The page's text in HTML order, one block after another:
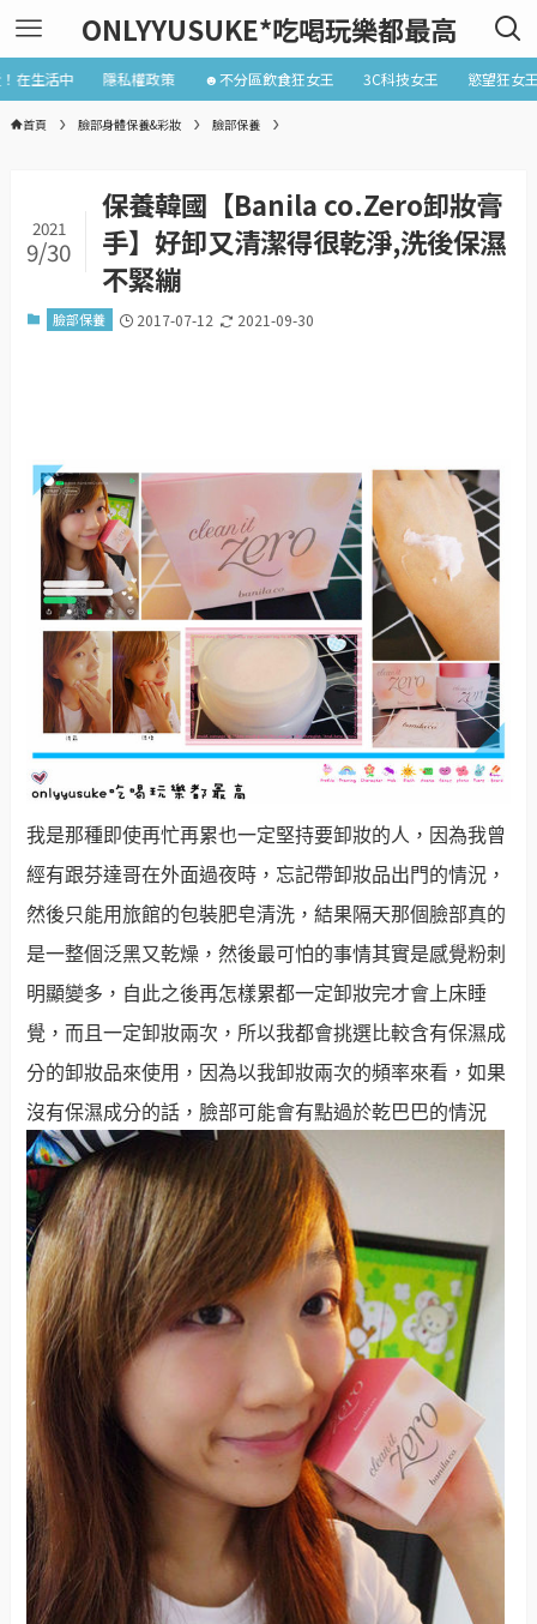
ONLYYUSUKE*吃喝玩樂都最高
在生活中 隱私權政策 ☻不分區飲食狂女王 3C科技女王 慾望狂女
首頁 臉部身體保養&彩妝 臉部保養
保養韓國【Banila co.Zero卸妝膏
手】好卸又清潔得很乾淨,洗後保濕
不緊繃
2021
9/30
臉部保養 2017-07-12 2021-09-30
我是那種即使再忙再累也一定堅持要卸妝的人，因為我曾
經有跟芬達哥在外面過夜時，忘記帶卸妝品出門的情況，
然後只能用旅館的包裝肥皂清洗，結果隔天那個臉部真的
是一整個泛黑又乾燥，然後最可怕的事情其實是感覺粉刺
明顯變多，自此之後再怎樣累都一定卸妝完才會上床睡
覺，而且一定卸妝兩次，所以我都會挑選比較含有保濕成
分的卸妝品來使用，因為以我卸妝兩次的頻率來看，如果
沒有保濕成分的話，臉部可能會有點過於乾巴巴的情況